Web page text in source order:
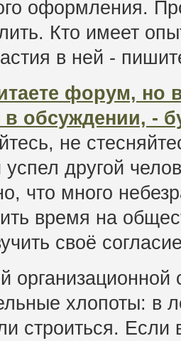
оформления.
Кто имеет
в ней -
форум, но
в обсуждении, -
не
другой
что много
время на
своё
хлопоты: в
строиться. Если